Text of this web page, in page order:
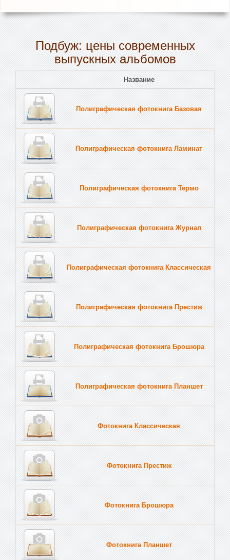
Подбуж: цены современных
выпускных альбомов
Название
Полиграфическая фотокнига Базовая
Полиграфическая фотокнига Ламинат
Полиграфическая фотокнига Термо
Полиграфическая фотокнига Журнал
Полиграфическая фотокнига Классическая
Полиграфическая фотокнига Престиж
Полиграфическая фотокнига Брошюра
Полиграфическая фотокнига Планшет
Фотокнига Классическая
Фотокнига Престиж
Фотокнига Брошюра
Фотокнига Планшет